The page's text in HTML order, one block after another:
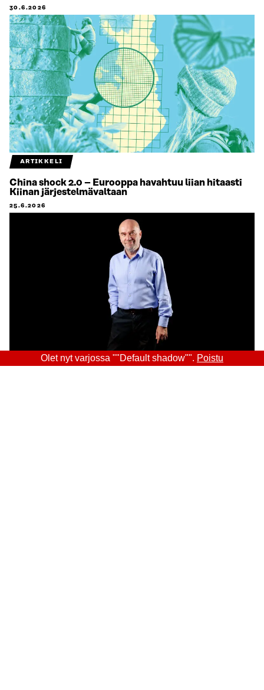
30.6.2026
ARTIKKELI
China shock 2.0 – Eurooppa havahtuu liian hitaasti
Kiinan järjestelmävaltaan
25.6.2026
Olet nyt varjossa ""Default shadow"". Poistu